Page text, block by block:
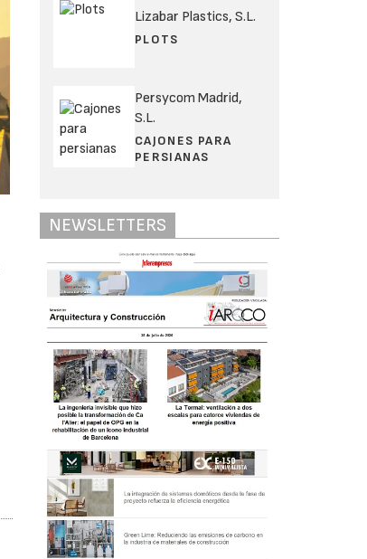
Lizabar Plastics, S.L.
PLOTS
Persycom Madrid,
S.L.
CAJONES PARA
PERSIANAS
NEWSLETTERS